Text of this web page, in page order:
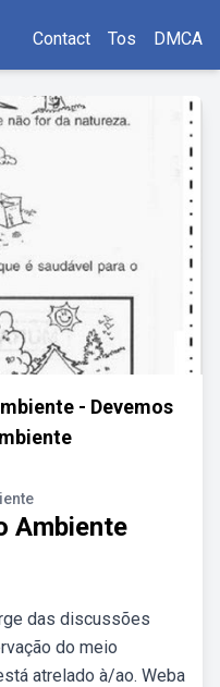
Contact Tos DMCA
- Devemos
Ambiente
das discussões
do meio
atrelado à/ao. Weba